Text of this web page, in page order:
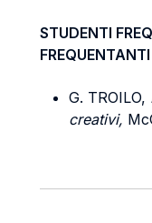
STUDENTI
FREQUENTANTI
G. TROILO,
creativi,